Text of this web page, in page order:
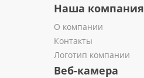
Наша компания
О компании
Контакты
Логотип компании
Веб-камера